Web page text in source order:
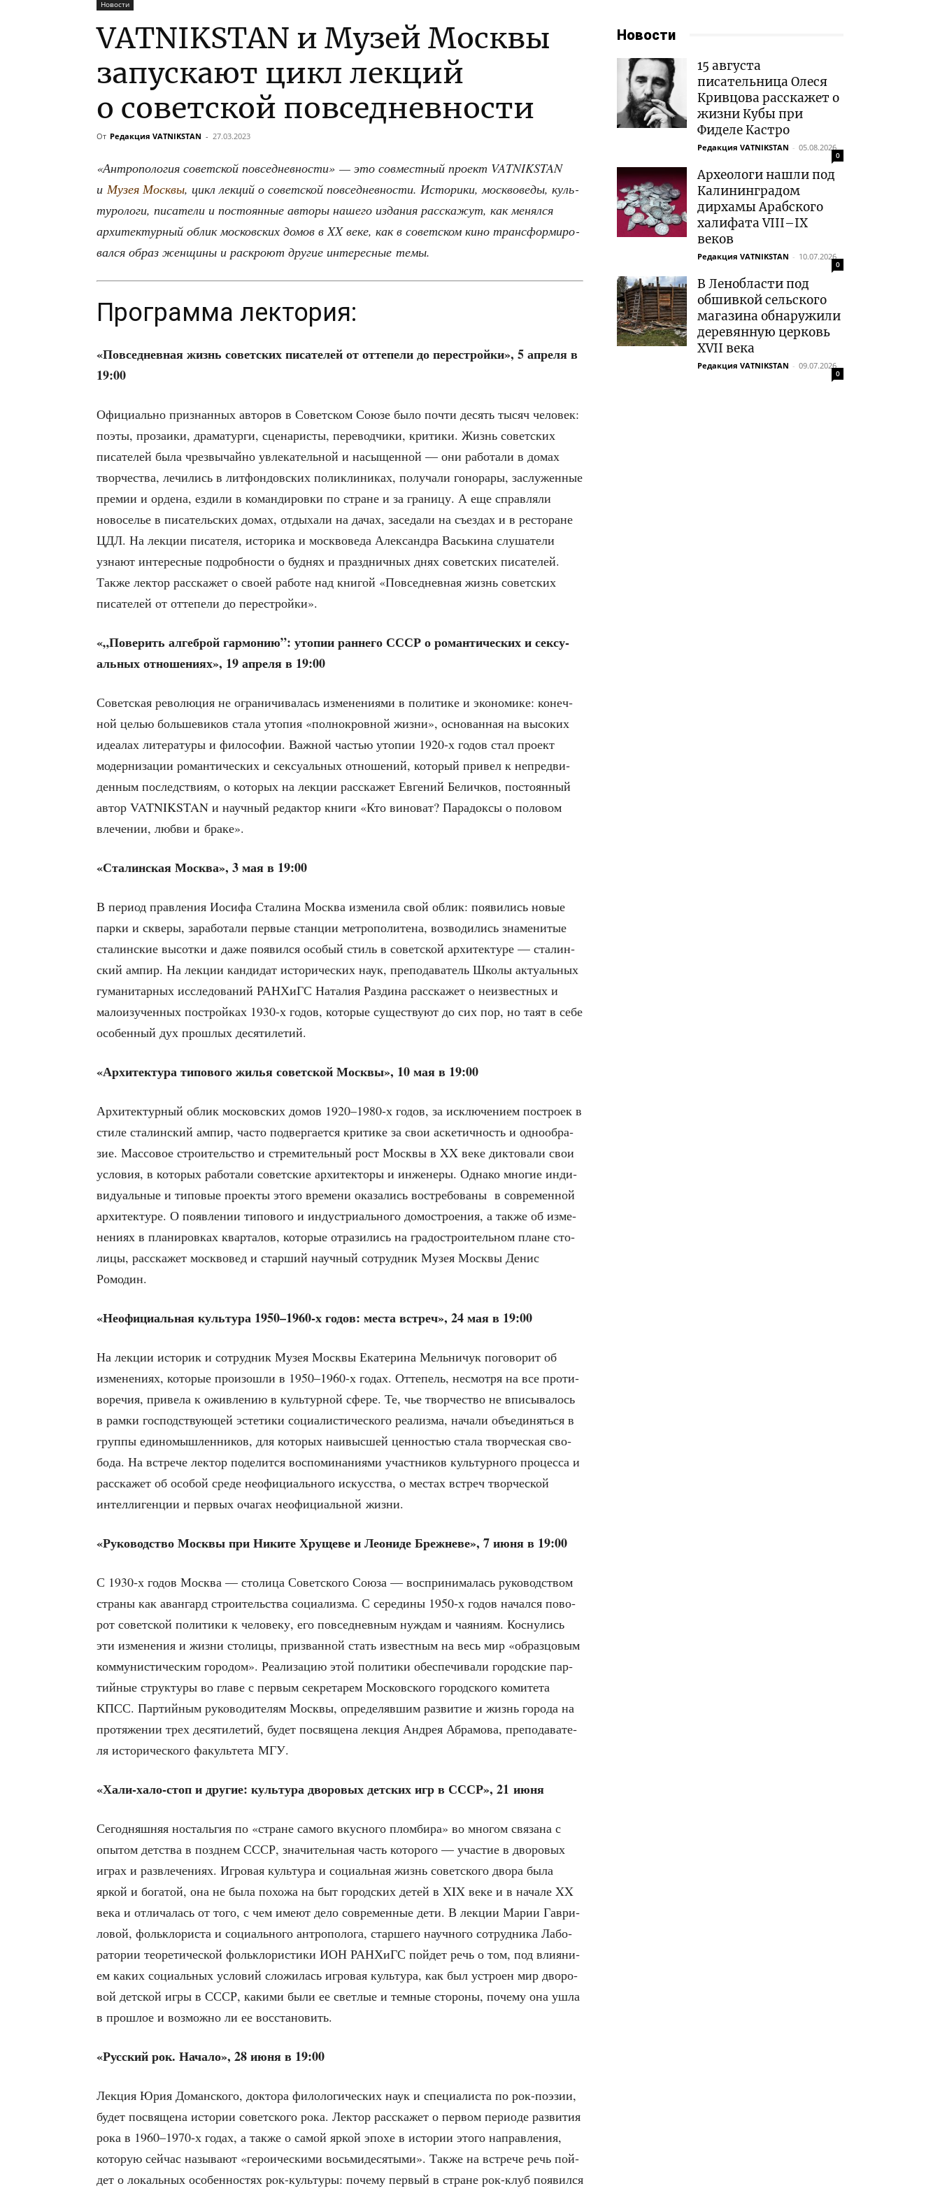
Новости
VATNIKSTAN и Музей Москвы
запускают цикл лекций
о советской повседневности
От Редакция VATNIKSTAN - 27.03.2023
«Антро­по­ло­гия совет­ской повсе­днев­но­сти» — это сов­мест­ный про­ект VATNIKSTAN
и Музея Моск­вы, цикл лек­ций о совет­ской повсе­днев­но­сти. Исто­ри­ки, моск­во­ве­ды, куль­
ту­ро­ло­ги, писа­те­ли и посто­ян­ные авто­ры наше­го изда­ния рас­ска­жут, как менял­ся
архи­тек­тур­ный облик мос­ков­ских домов в XX веке, как в совет­ском кино транс­фор­ми­ро­
вал­ся образ жен­щи­ны и рас­кро­ют дру­гие инте­рес­ные темы.
Программа лектория:
«Повсе­днев­ная жизнь совет­ских писа­те­лей от отте­пе­ли до пере­строй­ки», 5 апре­ля в
19:00
Офи­ци­аль­но при­знан­ных авто­ров в Совет­ском Сою­зе было почти десять тысяч чело­век:
поэты, про­за­и­ки, дра­ма­тур­ги, сце­на­ри­сты, пере­вод­чи­ки, кри­ти­ки. Жизнь совет­ских
писа­те­лей была чрез­вы­чай­но увле­ка­тель­ной и насы­щен­ной — они рабо­та­ли в домах
твор­че­ства, лечи­лись в лит­фон­дов­ских поли­кли­ни­ках, полу­ча­ли гоно­ра­ры, заслу­жен­ные
пре­мии и орде­на, езди­ли в коман­ди­ров­ки по стране и за гра­ни­цу. А еще справ­ля­ли
ново­се­лье в писа­тель­ских домах, отды­ха­ли на дачах, засе­да­ли на съез­дах и в ресто­ране
ЦДЛ. На лек­ции писа­те­ля, исто­ри­ка и моск­во­ве­да Алек­сандра Вась­ки­на слу­ша­те­ли
узна­ют инте­рес­ные подроб­но­сти о буд­нях и празд­нич­ных днях совет­ских писа­те­лей.
Так­же лек­тор рас­ска­жет о сво­ей рабо­те над кни­гой «Повсе­днев­ная жизнь совет­ских
писа­те­лей от отте­пе­ли до пере­строй­ки».
«„Пове­рить алгеб­рой гар­мо­нию”: уто­пии ран­не­го СССР о роман­ти­че­ских и сек­су­
аль­ных отно­ше­ни­ях», 19 апре­ля в 19:00
Совет­ская рево­лю­ция не огра­ни­чи­ва­лась изме­не­ни­я­ми в поли­ти­ке и эко­но­ми­ке: конеч­
ной целью боль­ше­ви­ков ста­ла уто­пия «пол­но­кров­ной жиз­ни», осно­ван­ная на высо­ких
иде­а­лах лите­ра­ту­ры и фило­со­фии. Важ­ной частью уто­пии 1920‑х годов стал про­ект
модер­ни­за­ции роман­ти­че­ских и сек­су­аль­ных отно­ше­ний, кото­рый при­вел к непред­ви­
ден­ным послед­стви­ям, о кото­рых на лек­ции рас­ска­жет Евге­ний Белич­ков, посто­ян­ный
автор VATNIKSTAN и науч­ный редак­тор кни­ги «Кто вино­ват? Пара­док­сы о поло­вом
вле­че­нии, люб­ви и браке».
«Ста­лин­ская Москва», 3 мая в 19:00
В пери­од прав­ле­ния Иоси­фа Ста­ли­на Москва изме­ни­ла свой облик: появи­лись новые
пар­ки и скве­ры, зара­бо­та­ли пер­вые стан­ции мет­ро­по­ли­те­на, воз­во­ди­лись зна­ме­ни­тые
ста­лин­ские высот­ки и даже появил­ся осо­бый стиль в совет­ской архи­тек­ту­ре — ста­лин­
ский ампир. На лек­ции кан­ди­дат исто­ри­че­ских наук, пре­по­да­ва­тель Шко­лы акту­аль­ных
гума­ни­тар­ных иссле­до­ва­ний РАН­ХиГС Ната­лия Раз­ди­на рас­ска­жет о неиз­вест­ных и
мало­изу­чен­ных построй­ках 1930‑х годов, кото­рые суще­ству­ют до сих пор, но таят в себе
осо­бен­ный дух про­шлых десятилетий.
«Архи­тек­ту­ра типо­во­го жилья совет­ской Моск­вы», 10 мая в 19:00
Архи­тек­тур­ный облик мос­ков­ских домов 1920–1980‑х годов, за исклю­че­ни­ем постро­ек в
сти­ле ста­лин­ский ампир, часто под­вер­га­ет­ся кри­ти­ке за свои аске­тич­ность и одно­об­ра­
зие. Мас­со­вое стро­и­тель­ство и стре­ми­тель­ный рост Моск­вы в XX веке дик­то­ва­ли свои
усло­вия, в кото­рых рабо­та­ли совет­ские архи­тек­то­ры и инже­не­ры. Одна­ко мно­гие инди­
ви­ду­аль­ные и типо­вые про­ек­ты это­го вре­ме­ни ока­за­лись вос­тре­бо­ва­ны в совре­мен­ной
архи­тек­ту­ре. О появ­ле­нии типо­во­го и инду­стри­аль­но­го домо­стро­е­ния, а так­же об изме­
не­ни­ях в пла­ни­ров­ках квар­та­лов, кото­рые отра­зи­лись на гра­до­стро­и­тель­ном плане сто­
ли­цы, рас­ска­жет моск­во­вед и стар­ший науч­ный сотруд­ник Музея Моск­вы Денис
Ромодин.
«Неофи­ци­аль­ная куль­ту­ра 1950–1960‑х годов: места встреч», 24 мая в 19:00
На лек­ции исто­рик и сотруд­ник Музея Моск­вы Ека­те­ри­на Мель­ни­чук пого­во­рит об
изме­не­ни­ях, кото­рые про­изо­шли в 1950–1960‑х годах. Отте­пель, несмот­ря на все про­ти­
во­ре­чия, при­ве­ла к ожив­ле­нию в куль­тур­ной сфе­ре. Те, чье твор­че­ство не впи­сы­ва­лось
в рам­ки гос­под­ству­ю­щей эсте­ти­ки соци­а­ли­сти­че­ско­го реа­лиз­ма, нача­ли объ­еди­нять­ся в
груп­пы еди­но­мыш­лен­ни­ков, для кото­рых наи­выс­шей цен­но­стью ста­ла твор­че­ская сво­
бо­да. На встре­че лек­тор поде­лит­ся вос­по­ми­на­ни­я­ми участ­ни­ков куль­тур­но­го про­цес­са и
рас­ска­жет об осо­бой сре­де неофи­ци­аль­но­го искус­ства, о местах встреч твор­че­ской
интел­ли­ген­ции и пер­вых оча­гах неофи­ци­аль­ной жизни.
«Руко­вод­ство Моск­вы при Ники­те Хру­ще­ве и Лео­ни­де Бреж­не­ве», 7 июня в 19:00
С 1930‑х годов Москва — сто­ли­ца Совет­ско­го Сою­за — вос­при­ни­ма­лась руко­вод­ством
стра­ны как аван­гард стро­и­тель­ства соци­а­лиз­ма. С сере­ди­ны 1950‑х годов начал­ся пово­
рот совет­ской поли­ти­ки к чело­ве­ку, его повсе­днев­ным нуж­дам и чая­ни­ям. Кос­ну­лись
эти изме­не­ния и жиз­ни сто­ли­цы, при­зван­ной стать извест­ным на весь мир «образ­цо­вым
ком­му­ни­сти­че­ским горо­дом». Реа­ли­за­цию этой поли­ти­ки обес­пе­чи­ва­ли город­ские пар­
тий­ные струк­ту­ры во гла­ве с пер­вым сек­ре­та­рем Мос­ков­ско­го город­ско­го коми­те­та
КПСС. Пар­тий­ным руко­во­ди­те­лям Моск­вы, опре­де­ляв­шим раз­ви­тие и жизнь горо­да на
про­тя­же­нии трех деся­ти­ле­тий, будет посвя­ще­на лек­ция Андрея Абра­мо­ва, пре­по­да­ва­те­
ля исто­ри­че­ско­го факуль­те­та МГУ.
«Хали-хало-стоп и дру­гие: куль­ту­ра дво­ро­вых дет­ских игр в СССР», 21 июня
Сего­дняш­няя носталь­гия по «стране само­го вкус­но­го плом­би­ра» во мно­гом свя­за­на с
опы­том дет­ства в позд­нем СССР, зна­чи­тель­ная часть кото­ро­го — уча­стие в дво­ро­вых
играх и раз­вле­че­ни­ях. Игро­вая куль­ту­ра и соци­аль­ная жизнь совет­ско­го дво­ра была
яркой и бога­той, она не была похо­жа на быт город­ских детей в XIX веке и в нача­ле XX
века и отли­ча­лась от того, с чем име­ют дело совре­мен­ные дети. В лек­ции Марии Гав­ри­
ло­вой, фольк­ло­ри­ста и соци­аль­но­го антро­по­ло­га, стар­ше­го науч­но­го сотруд­ни­ка Лабо­
ра­то­рии тео­ре­ти­че­ской фольк­ло­ри­сти­ки ИОН РАН­ХиГС пой­дет речь о том, под вли­я­ни­
ем каких соци­аль­ных усло­вий сло­жи­лась игро­вая куль­ту­ра, как был устро­ен мир дво­ро­
вой дет­ской игры в СССР, каки­ми были ее свет­лые и тем­ные сто­ро­ны, поче­му она ушла
в про­шлое и воз­мож­но ли ее восстановить.
«Рус­ский рок. Нача­ло», 28 июня в 19:00
Лек­ция Юрия Доман­ско­го, док­то­ра фило­ло­ги­че­ских наук и спе­ци­а­ли­ста по рок-поэ­зии,
будет посвя­ще­на исто­рии совет­ско­го рока. Лек­тор рас­ска­жет о пер­вом пери­о­де раз­ви­тия
рока в 1960–1970‑х годах, а так­же о самой яркой эпо­хе в исто­рии это­го направ­ле­ния,
кото­рую сей­час назы­ва­ют «геро­и­че­ски­ми вось­ми­де­ся­ты­ми». Так­же на встре­че речь пой­
дет о локаль­ных осо­бен­но­стях рок-куль­ту­ры: поче­му пер­вый в стране рок-клуб появил­ся
Новости
15 августа
писательница Олеся
Кривцова расскажет о
жизни Кубы при
Фиделе Кастро
Редакция VATNIKSTAN - 05.08.2026
0
Археологи нашли под
Калининградом
дирхамы Арабского
халифата VIII–IX
веков
Редакция VATNIKSTAN - 10.07.2026
0
В Ленобласти под
обшивкой сельского
магазина обнаружили
деревянную церковь
XVII века
Редакция VATNIKSTAN - 09.07.2026
0